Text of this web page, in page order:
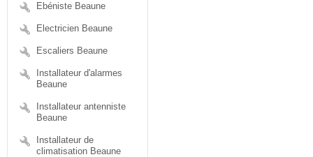
Ebéniste Beaune
Electricien Beaune
Escaliers Beaune
Installateur d'alarmes
Beaune
Installateur antenniste
Beaune
Installateur de
climatisation Beaune